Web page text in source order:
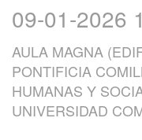
09-01-2026
AULA MAGNA
PONTIFICIA
HUMANAS Y
UNIVERSIDAD